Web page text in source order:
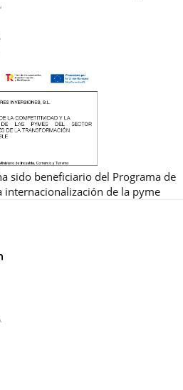
sido beneficiario del Programa de
de la pyme